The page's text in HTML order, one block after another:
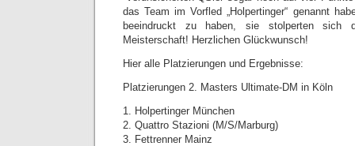
das Team im Vorfled „Holpertinger“ genannt
beeindruckt zu haben, sie stolperten sich
Meisterschaft! Herzlichen Glückwunsch!
Hier alle Platzierungen und Ergebnisse:
Platzierungen 2. Masters Ultimate-DM in Köln
1. Holpertinger München
2. Quattro Stazioni (M/S/Marburg)
3. Fettrenner Mainz